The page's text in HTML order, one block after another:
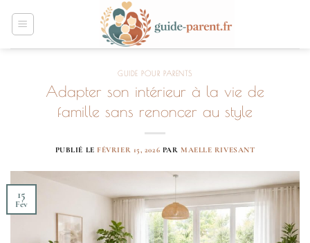
GUIDE POUR PARENTS
Adapter son intérieur à la vie de
famille sans renoncer au style
PUBLIÉ LE FÉVRIER 15, 2026 PAR MAELLE RIVESANT
15
Fév